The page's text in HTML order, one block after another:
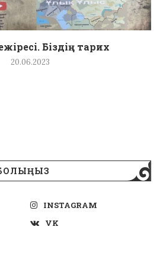
Біздің тарих
20.06.2023
INSTAGRAM
VK